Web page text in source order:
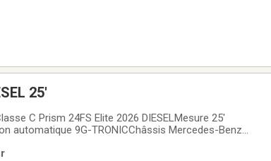
25'
C Prism 24FS Elite 2026 DIESELMesure 25'
automatique 9G-TRONICChâssis Mercedes-Benz